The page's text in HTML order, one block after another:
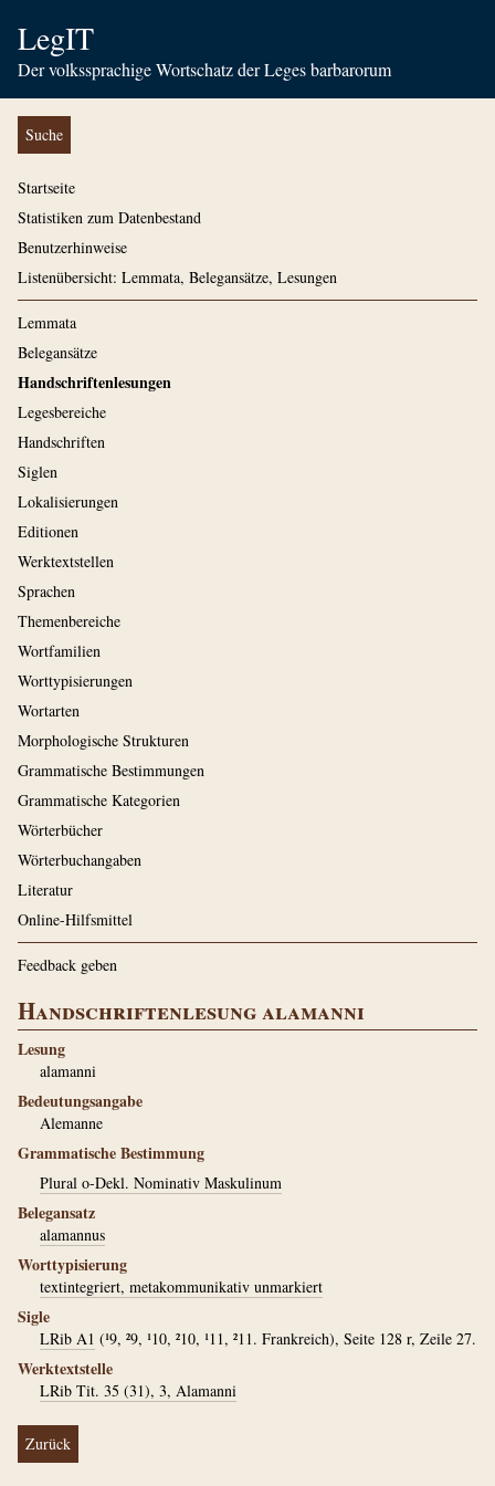
LegIT
Der volkssprachige Wortschatz der Leges barbarorum
Suche
Startseite
Statistiken zum Datenbestand
Benutzerhinweise
Listenübersicht: Lemmata, Belegansätze, Lesungen
Lemmata
Belegansätze
Handschriftenlesungen
Legesbereiche
Handschriften
Siglen
Lokalisierungen
Editionen
Werktextstellen
Sprachen
Themenbereiche
Wortfamilien
Worttypisierungen
Wortarten
Morphologische Strukturen
Grammatische Bestimmungen
Grammatische Kategorien
Wörterbücher
Wörterbuchangaben
Literatur
Online-Hilfsmittel
Feedback geben
Handschriftenlesung alamanni
Lesung
alamanni
Bedeutungsangabe
Alemanne
Grammatische Bestimmung
Plural o-Dekl. Nominativ Maskulinum
Belegansatz
alamannus
Worttypisierung
textintegriert, metakommunikativ unmarkiert
Sigle
LRib A1 (¹9, ²9, ¹10, ²10, ¹11, ²11. Frankreich), Seite 128 r, Zeile 27.
Werktextstelle
LRib Tit. 35 (31), 3, Alamanni
Zurück